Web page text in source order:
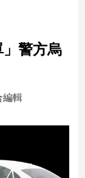
警方烏
編輯